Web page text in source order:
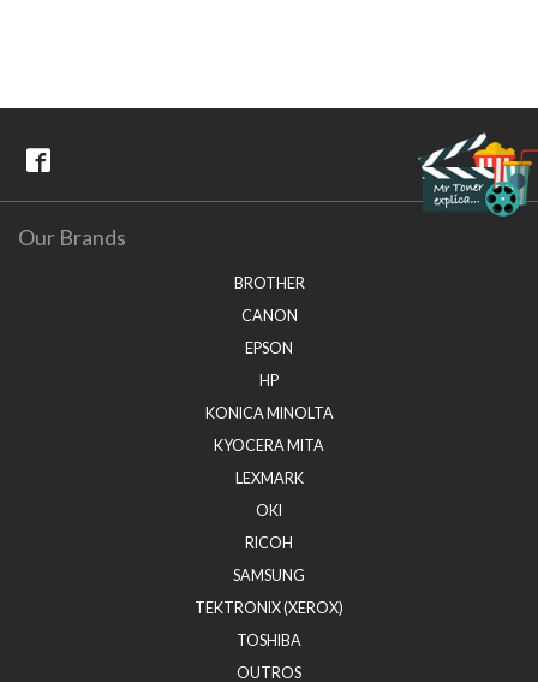
Our Brands
BROTHER
CANON
EPSON
HP
KONICA MINOLTA
KYOCERA MITA
LEXMARK
OKI
RICOH
SAMSUNG
TEKTRONIX (XEROX)
TOSHIBA
OUTROS